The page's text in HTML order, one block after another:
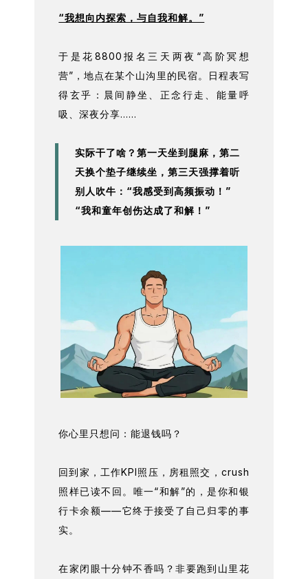
“我想向内探索，与自我和解。”
于是花8800报名三天两夜“高阶冥想
营”，地点在某个山沟里的民宿。日程表写
得玄乎：晨间静坐、正念行走、能量呼
吸、深夜分享……
实际干了啥？第一天坐到腿麻，第二
天换个垫子继续坐，第三天强撑着听
别人吹牛：“我感受到高频振动！”
“我和童年创伤达成了和解！”
你心里只想问：能退钱吗？
回到家，工作KPI照压，房租照交，crush
照样已读不回。唯一“和解”的，是你和银
行卡余额——它终于接受了自己归零的事
实。
在家闭眼十分钟不香吗？非要跑到山里花